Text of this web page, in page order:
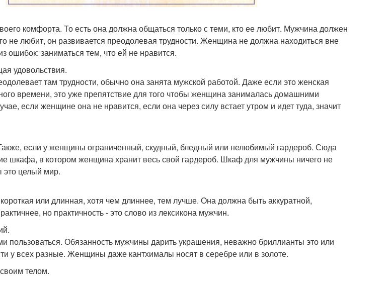
комфорта. То есть она должна общаться только с теми, кто ее любит. Мужчина должен
не любит, он развивается преодолевая трудности. Женщина не должна находиться вне
ошибок: заниматься тем, что ей не нравится.
удовольствия.
там трудности, обычно она занята мужской работой. Даже если это женская
времени, это уже препятствие для того чтобы женщина занималась домашними
если женщине она не нравится, если она через силу встает утром и идет туда, значит
если у женщины ограниченный, скудный, бледный или нелюбимый гардероб. Сюда
шкафа, в котором женщина хранит весь свой гардероб. Шкаф для мужчины ничего не
это целый мир.
или длинная, хотя чем длиннее, тем лучше. Она должна быть аккуратной,
но практичность - это слово из лексикона мужчин.
пользоваться. Обязанность мужчины дарить украшения, неважно бриллианты это или
у всех разные. Женщины даже кантхималы носят в серебре или в золоте.
телом.